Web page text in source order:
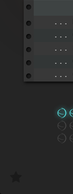
...
...
...
...
...